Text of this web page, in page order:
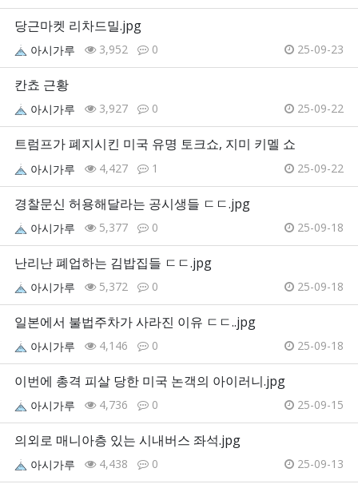
당근마켓 리차드밀.jpg
아시가루 3,952 0 25-09-23
칸쵸 근황
아시가루 3,927 0 25-09-22
트럼프가 폐지시킨 미국 유명 토크쇼, 지미 키멜 쇼
아시가루 4,427 1 25-09-22
경찰문신 허용해달라는 공시생들 ㄷㄷ.jpg
아시가루 5,377 0 25-09-18
난리난 폐업하는 김밥집들 ㄷㄷ.jpg
아시가루 5,372 0 25-09-18
일본에서 불법주차가 사라진 이유 ㄷㄷ..jpg
아시가루 4,146 0 25-09-18
이번에 총격 피살 당한 미국 논객의 아이러니.jpg
아시가루 4,736 0 25-09-15
의외로 매니아층 있는 시내버스 좌석.jpg
아시가루 4,438 0 25-09-13